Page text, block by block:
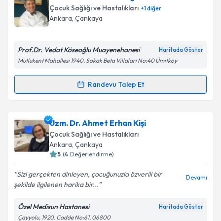
oluşturun. Size bu uzmandan randevu almanız için bir
takvim hazırlandığında e-posta ile bilgilendireceğiz.
Kişisel verilerimin işlenmesine ilişkin
Metni'ni okudum ve kişisel verilerimin belirtilen
Takvim Talebini Gönder
Çocuk Sağlığı ve Hastalıkları +1diğer
Ankara, Çankaya
Prof.Dr. Vedat Köseoğlu Muayenehanesi Haritada Göster
Mutlukent Mahallesi 1940. Sokak Beta Villaları No:40 Ümitköy
Randevu Talep Et
Randevu Takvimi Talebi
Prof. Dr. Vedat Köseoğluiçin randevu takvimi talebi
oluşturun. Size bu uzmandan randevu almanız için bir
takvim hazırlandığında e-posta ile bilgilendireceğiz.
Kişisel verilerimin işlenmesine ilişkin
Aydınlatma
Uzm. Dr. Ahmet Erhan Kişi
Çocuk Sağlığı ve Hastalıkları
Ankara, Çankaya
5 (4 Değerlendirme)
Sizi gerçekten dinleyen, çocuğunuzla özverili bir
şekilde ilgilenen harika bir...
Devamı
Özel Medisun Hastanesi Haritada Göster
Çayyolu, 1920. Cadde No:61, 06800